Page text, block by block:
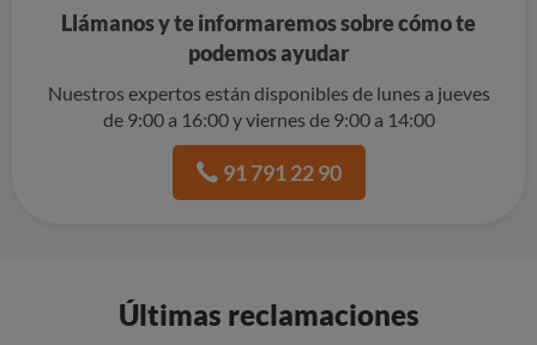
Llámanos y te informaremos sobre cómo te
podemos ayudar
Nuestros expertos están disponibles de lunes a jueves
de 9:00 a 16:00 y viernes de 9:00 a 14:00
91 791 22 90
Últimas reclamaciones